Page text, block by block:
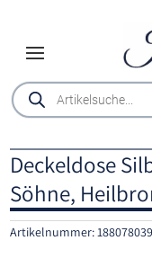
Products
search
Deckeldose
Söhne,
Artikelnummer: